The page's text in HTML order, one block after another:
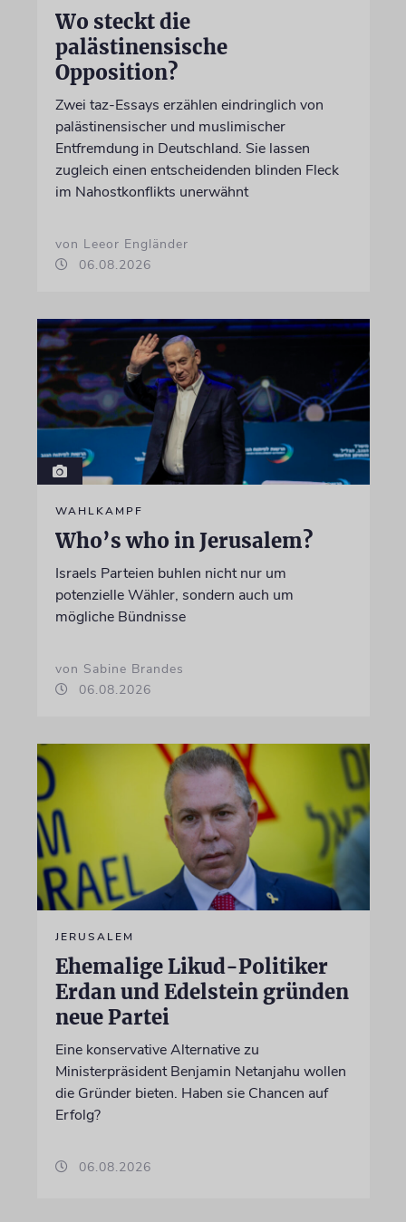
Wo steckt die
palästinensische
Opposition?
Zwei taz-Essays erzählen eindringlich von
palästinensischer und muslimischer
Entfremdung in Deutschland. Sie lassen
zugleich einen entscheidenden blinden Fleck
im Nahostkonflikts unerwähnt
von Leeor Engländer
06.08.2026
WAHLKAMPF
Who’s who in Jerusalem?
Israels Parteien buhlen nicht nur um
potenzielle Wähler, sondern auch um
mögliche Bündnisse
von Sabine Brandes
06.08.2026
JERUSALEM
Ehemalige Likud-Politiker
Erdan und Edelstein gründen
neue Partei
Eine konservative Alternative zu
Ministerpräsident Benjamin Netanjahu wollen
die Gründer bieten. Haben sie Chancen auf
Erfolg?
06.08.2026